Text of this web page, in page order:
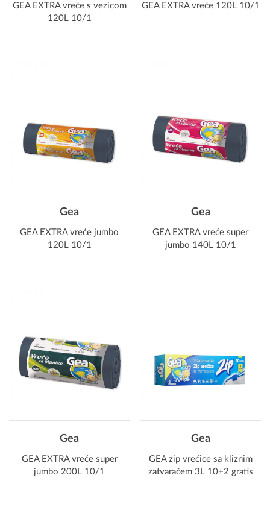
GEA EXTRA vreće s vezicom
120L 10/1
GEA EXTRA vreće 120L 10/1
Gea
GEA EXTRA vreće jumbo
120L 10/1
Gea
GEA EXTRA vreće super
jumbo 140L 10/1
Gea
GEA EXTRA vreće super
jumbo 200L 10/1
Gea
GEA zip vrećice sa kliznim
zatvaračem 3L 10+2 gratis